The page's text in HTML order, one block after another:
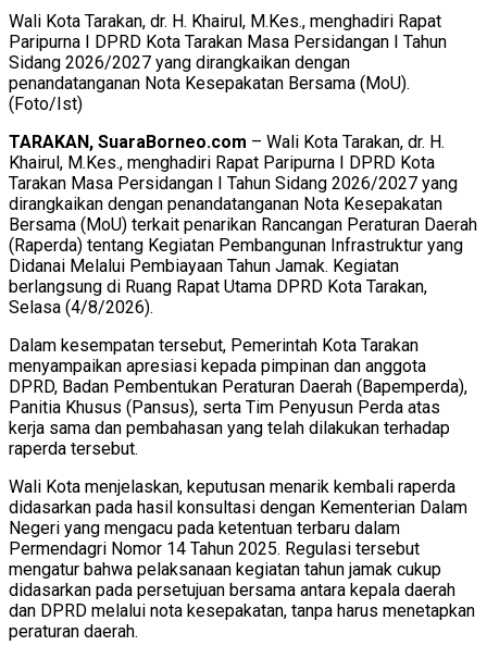
Wali Kota Tarakan, dr. H. Khairul, M.Kes., menghadiri Rapat
Paripurna I DPRD Kota Tarakan Masa Persidangan I Tahun
Sidang 2026/2027 yang dirangkaikan dengan
penandatanganan Nota Kesepakatan Bersama (MoU).
(Foto/Ist)
TARAKAN, SuaraBorneo.com – Wali Kota Tarakan, dr. H.
Khairul, M.Kes., menghadiri Rapat Paripurna I DPRD Kota
Tarakan Masa Persidangan I Tahun Sidang 2026/2027 yang
dirangkaikan dengan penandatanganan Nota Kesepakatan
Bersama (MoU) terkait penarikan Rancangan Peraturan Daerah
(Raperda) tentang Kegiatan Pembangunan Infrastruktur yang
Didanai Melalui Pembiayaan Tahun Jamak. Kegiatan
berlangsung di Ruang Rapat Utama DPRD Kota Tarakan,
Selasa (4/8/2026).
Dalam kesempatan tersebut, Pemerintah Kota Tarakan
menyampaikan apresiasi kepada pimpinan dan anggota
DPRD, Badan Pembentukan Peraturan Daerah (Bapemperda),
Panitia Khusus (Pansus), serta Tim Penyusun Perda atas
kerja sama dan pembahasan yang telah dilakukan terhadap
raperda tersebut.
Wali Kota menjelaskan, keputusan menarik kembali raperda
didasarkan pada hasil konsultasi dengan Kementerian Dalam
Negeri yang mengacu pada ketentuan terbaru dalam
Permendagri Nomor 14 Tahun 2025. Regulasi tersebut
mengatur bahwa pelaksanaan kegiatan tahun jamak cukup
didasarkan pada persetujuan bersama antara kepala daerah
dan DPRD melalui nota kesepakatan, tanpa harus menetapkan
peraturan daerah.